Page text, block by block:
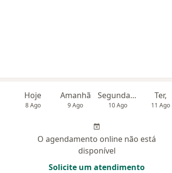
Hoje
8 Ago
Amanhã
9 Ago
Segunda-feira
10 Ago
Ter,
11 Ago
O agendamento online não está
disponível
Solicite um atendimento